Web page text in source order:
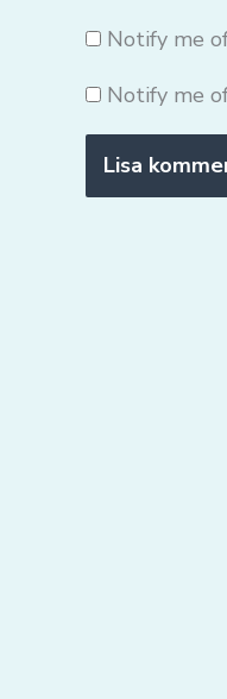
Notify me
Notify me